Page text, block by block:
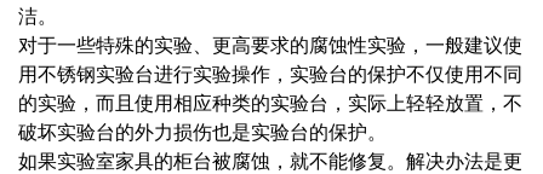
洁。
对于一些特殊的实验、更高要求的腐蚀性实验，一般建议使
用不锈钢实验台进行实验操作，实验台的保护不仅使用不同
的实验，而且使用相应种类的实验台，实际上轻轻放置，不
破坏实验台的外力损伤也是实验台的保护。
如果实验室家具的柜台被腐蚀，就不能修复。解决办法是更